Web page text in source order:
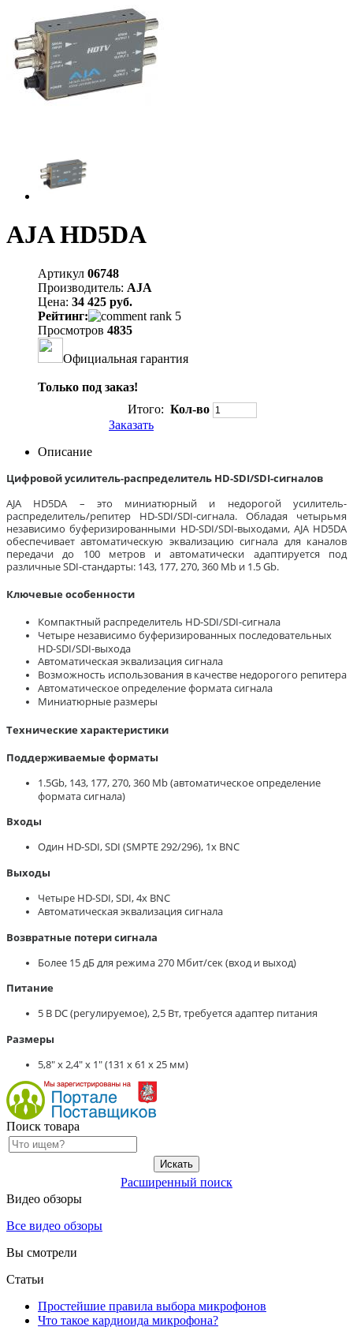
AJA HD5DA
Артикул 06748
Производитель: AJA
Цена: 34 425 руб.
Рейтинг:
Просмотров 4835
Официальная гарантия
Только под заказ!
Итого: Кол-во
Заказать
Описание
Цифровой усилитель-распределитель HD-SDI/SDI-сигналов
AJA HD5DA – это миниатюрный и недорогой усилитель-
распределитель/репитер HD-SDI/SDI-сигнала. Обладая четырьмя
независимо буферизированными HD-SDI/SDI-выходами, AJA HD5DA
обеспечивает автоматическую эквализацию сигнала для каналов
передачи до 100 метров и автоматически адаптируется под
различные SDI-стандарты: 143, 177, 270, 360 Mb и 1.5 Gb.
Ключевые особенности
Компактный распределитель HD-SDI/SDI-сигнала
Четыре независимо буферизированных последовательных
HD-SDI/SDI-выхода
Автоматическая эквализация сигнала
Возможность использования в качестве недорогого репитера
Автоматическое определение формата сигнала
Миниатюрные размеры
Технические характеристики
Поддерживаемые форматы
1.5Gb, 143, 177, 270, 360 Mb (автоматическое определение
формата сигнала)
Входы
Один HD-SDI, SDI (SMPTE 292/296), 1x BNC
Выходы
Четыре HD-SDI, SDI, 4x BNC
Автоматическая эквализация сигнала
Возвратные потери сигнала
Более 15 дБ для режима 270 Мбит/сек (вход и выход)
Питание
5 В DC (регулируемое), 2,5 Вт, требуется адаптер питания
Размеры
5,8" x 2,4" x 1" (131 x 61 x 25 мм)
Поиск товара
Расширенный поиск
Видео обзоры
Все видео обзоры
Вы смотрели
Статьи
Простейшие правила выбора микрофонов
Что такое кардиоида микрофона?